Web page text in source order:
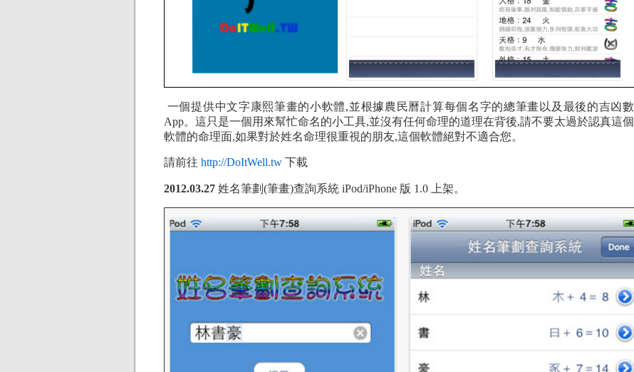
一個提供中文字康熙筆畫的小軟體,並根據農民曆計算每個名字的總筆畫以及最後的吉凶數
App。這只是一個用來幫忙命名的小工具,並沒有任何命理的道理在背後,請不要太過於認真這個
軟體的命理面,如果對於姓名命理很重視的朋友,這個軟體絕對不適合您。
請前往 http://DoItWell.tw 下載
2012.03.27 姓名筆劃(筆畫)查詢系統 iPod/iPhone 版 1.0 上架。